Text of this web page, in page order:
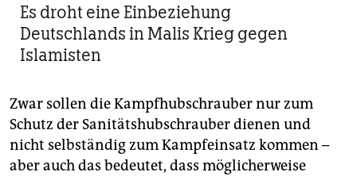
Es droht eine Einbeziehung
Deutschlands in Malis Krieg gegen
Islamisten
Zwar sollen die Kampfhubschrauber nur zum
Schutz der Sanitätshubschrauber dienen und
nicht selbständig zum Kampfeinsatz kommen –
aber auch das bedeutet, dass möglicherweise